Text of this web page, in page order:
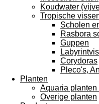
Koudwater
Tropische
Scholen
Rasbora
Guppen
Corydoras
Pleco's,
Planten
Aquaria planten
Overige planten